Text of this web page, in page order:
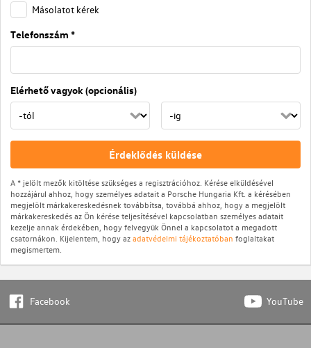
Másolatot kérek
Telefonszám *
Elérhető vagyok (opcionális)
Érdeklődés küldése
A * jelölt mezők kitöltése szükséges a regisztrációhoz. Kérése elküldésével
hozzájárul ahhoz, hogy személyes adatait a Porsche Hungaria Kft. a kérésében
megjelölt márkakereskedésnek továbbítsa, továbbá ahhoz, hogy a megjelölt
márkakereskedés az Ön kérése teljesítésével kapcsolatban személyes adatait
kezelje annak érdekében, hogy felvegyük Önnel a kapcsolatot a megadott
csatornákon. Kijelentem, hogy azadatvédelmi tájékoztatóban foglaltakat
megismertem.
Facebook YouTube